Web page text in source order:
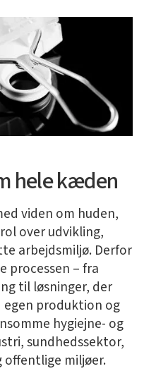
hele kæden
viden om huden,
over udvikling,
arbejdsmiljø. Derfor
processen – fra
til løsninger, der
egen produktion og
hygiejne- og
sundhedssektor,
miljøer.